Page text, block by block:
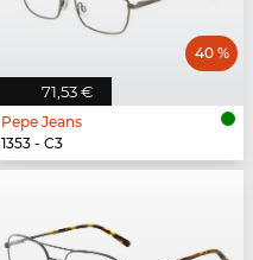
71,53 €
40 %
Pepe Jeans
1353 - C3